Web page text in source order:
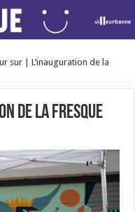
sur | L’inauguration de la
de la fresque